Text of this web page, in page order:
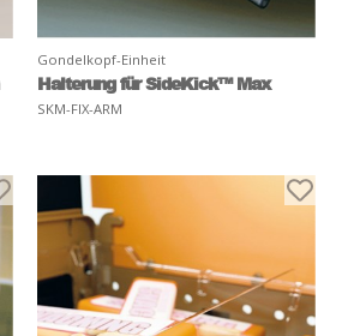
Gondelkopf-Einheit
Halterung für SideKick™ Max
SKM-FIX-ARM